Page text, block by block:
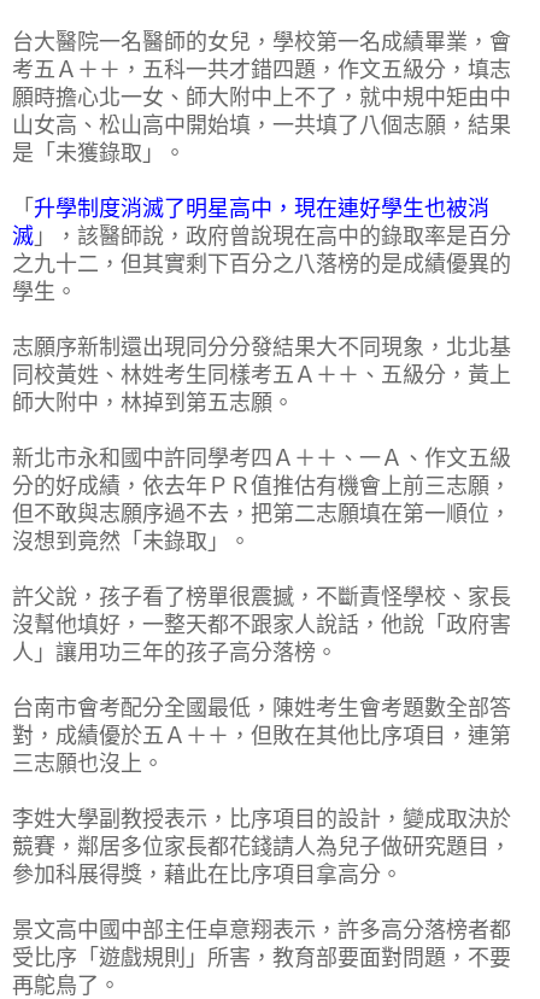
台大醫院一名醫師的女兒，學校第一名成績畢業，會
考五Ａ＋＋，五科一共才錯四題，作文五級分，填志
願時擔心北一女、師大附中上不了，就中規中矩由中
山女高、松山高中開始填，一共填了八個志願，結果
是「未獲錄取」。
「 升學制度消滅了明星高中，現在連好學生也被消
滅 」，該醫師說，政府曾說現在高中的錄取率是百分
之九十二，但其實剩下百分之八落榜的是成績優異的
學生。
志願序新制還出現同分分發結果大不同現象，北北基
同校黃姓、林姓考生同樣考五Ａ＋＋、五級分，黃上
師大附中，林掉到第五志願。
新北市永和國中許同學考四Ａ＋＋、一Ａ、作文五級
分的好成績，依去年ＰＲ值推估有機會上前三志願，
但不敢與志願序過不去，把第二志願填在第一順位，
沒想到竟然「未錄取」。
許父說，孩子看了榜單很震撼，不斷責怪學校、家長
沒幫他填好，一整天都不跟家人說話，他說「政府害
人」讓用功三年的孩子高分落榜。
台南市會考配分全國最低，陳姓考生會考題數全部答
對，成績優於五Ａ＋＋，但敗在其他比序項目，連第
三志願也沒上。
李姓大學副教授表示，比序項目的設計，變成取決於
競賽，鄰居多位家長都花錢請人為兒子做研究題目，
參加科展得獎，藉此在比序項目拿高分。
景文高中國中部主任卓意翔表示，許多高分落榜者都
受比序「遊戲規則」所害，教育部要面對問題，不要
再鴕鳥了。